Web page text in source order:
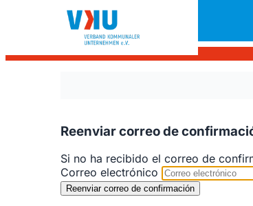
Reenviar correo de
Si no ha recibido el correo de
Correo electrónico